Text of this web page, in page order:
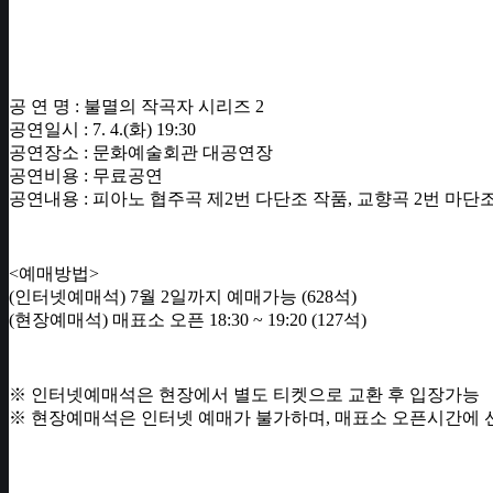
공 연 명 : 불멸의 작곡자 시리즈 2
공연일시 : 7. 4.(화) 19:30
공연장소 : 문화예술회관 대공연장
공연비용 : 무료공연
공연내용 : 피아노 협주곡 제2번 다단조 작품, 교향곡 2번 마단
<예매방법>
(인터넷예매석) 7월 2일까지 예매가능 (628석)
(현장예매석) 매표소 오픈 18:30 ~ 19:20 (127석)
※ 인터넷예매석은 현장에서 별도 티켓으로 교환 후 입장가능
※ 현장예매석은 인터넷 예매가 불가하며, 매표소 오픈시간에